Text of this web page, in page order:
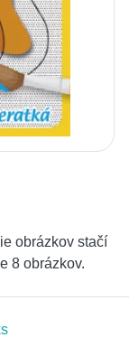
obrázkov stačí
8 obrázkov.